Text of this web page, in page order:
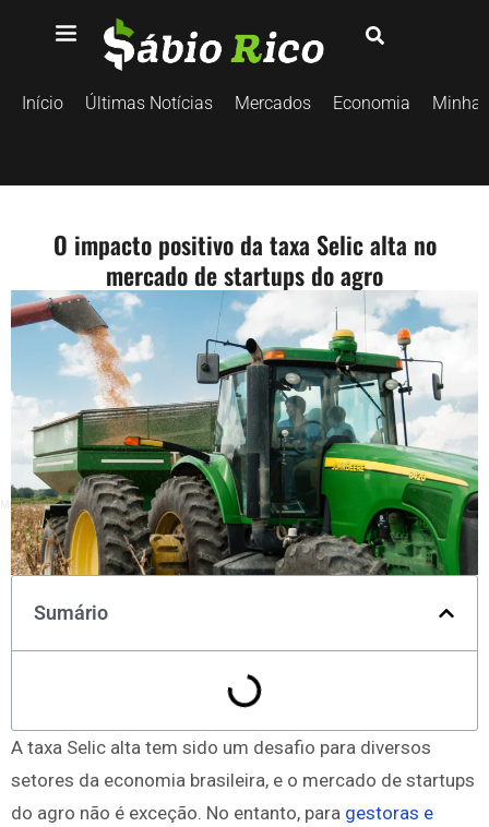
Início Últimas Notícias Mercados Economia
Monitore todos os mercados no TradingView
O impacto positivo da taxa Selic alta no
mercado de startups do agro
Sumário
A taxa Selic alta tem sido um desafio para diversos
setores da economia brasileira, e o mercado de startups
do agro não é exceção. No entanto, para gestoras e